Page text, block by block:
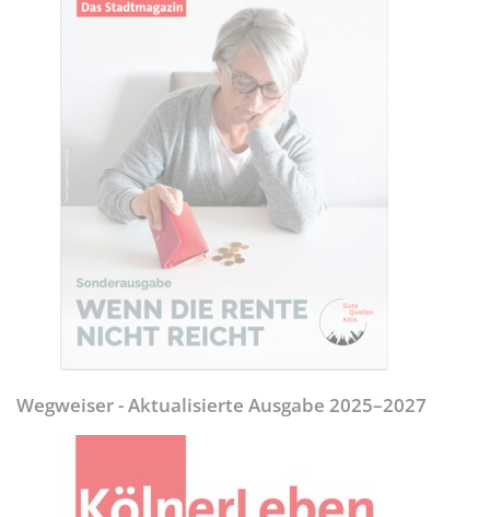
Wegweiser - Aktualisierte Ausgabe 2025–2027